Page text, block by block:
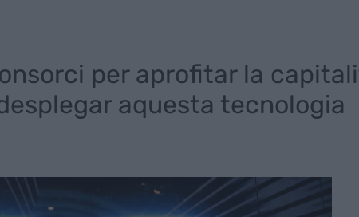
per aprofitar la
aquesta tecnologia